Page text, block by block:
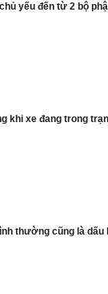
yếu đến từ 2 bộ
xe đang trong
thường cũng là